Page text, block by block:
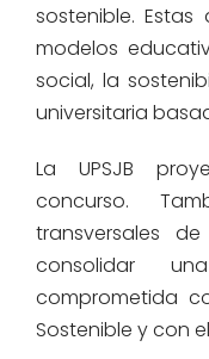
sostenible.
modelos
social, la
universitaria
La UPSJB
concurso.
transversales
consolidar
comprometida
Sostenible y con